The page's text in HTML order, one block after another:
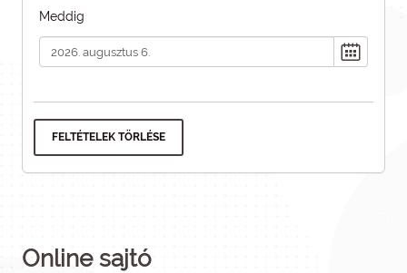
Meddig
FELTÉTELEK TÖRLÉSE
Online sajtó